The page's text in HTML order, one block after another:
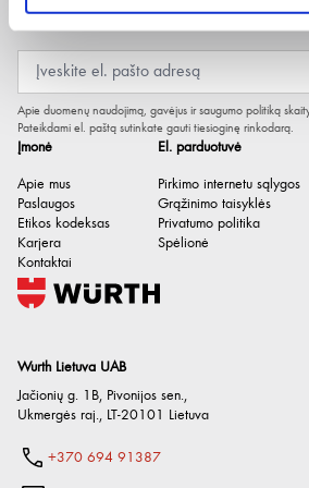
Pėdos plotis 11
Wurth Lietuva UAB
Jačionių g. 1B, Pivonijos sen.,
Ukmergės raj., LT-20101 Lietuva
+370 694 91387
Įmonė
Apie mus
Paslaugos
Etikos kodeksas
Karjera
Kontaktai
El. parduotuvė
Pirkimo internetu sąlygos
Grąžinimo taisyklės
Privatumo politika
Spėlionė
Apie duomenų naudojimą, gavėjus ir saugumo politiką
Pateikdami el. paštą sutinkate gauti tiesioginę rinkodarą.